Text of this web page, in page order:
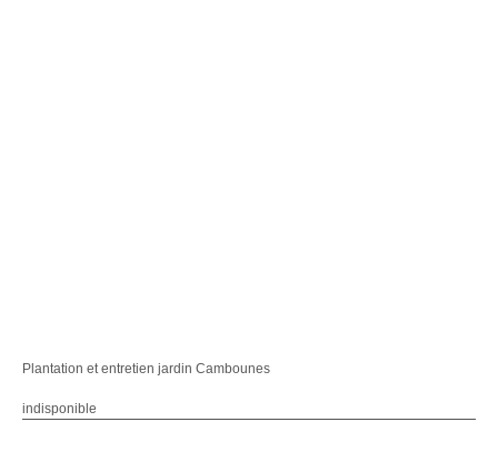
Plantation et entretien jardin Cambounes
indisponible